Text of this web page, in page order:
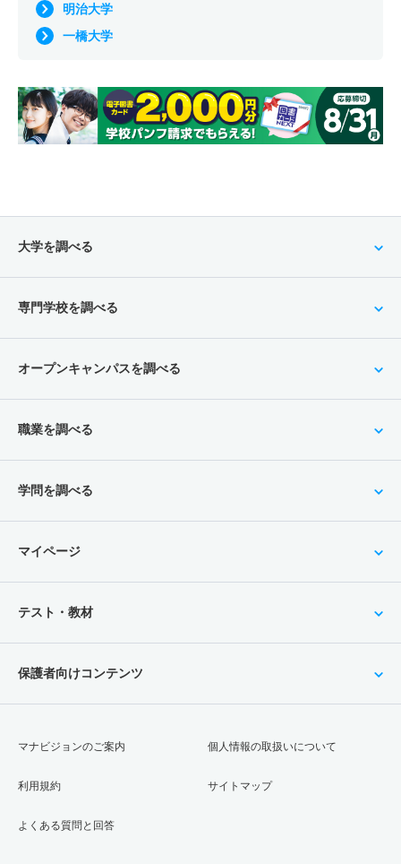
明治大学
一橋大学
大学を調べる
専門学校を調べる
オープンキャンパスを調べる
職業を調べる
学問を調べる
マイページ
テスト・教材
保護者向けコンテンツ
マナビジョンのご案内
利用規約
よくある質問と回答
個人情報の取扱いについて
サイトマップ